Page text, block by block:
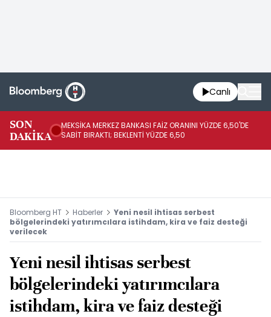
Canlı
SON
DAKİKA
MEKSİKA MERKEZ BANKASI FAİZ ORANINI YÜZDE 6,50'DE
SABİT BIRAKTI; BEKLENTİ YÜZDE 6,50
Bloomberg HT Haberler
Yeni nesil ihtisas serbest
bölgelerindeki yatırımcılara istihdam, kira ve faiz desteği
verilecek
Yeni nesil ihtisas serbest
bölgelerindeki yatırımcılara
istihdam, kira ve faiz desteği